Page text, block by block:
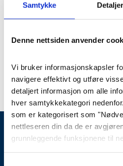
Samtykke Detaljer
Denne nettsiden anvender
Vi bruker informasjonskapsler
navigere effektivt og utføre
detaljert informasjon om alle
hver samtykkekategori
som er kategorisert som
nettleseren din da de er
grunnleggende funksjonene til
03024 post@fonus.no